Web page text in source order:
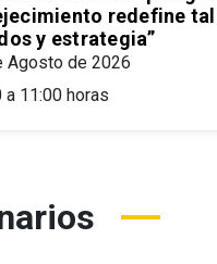
redefine
y estrategia”
Agosto de 2026
a 11:00 horas